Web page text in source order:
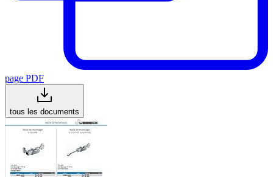
page PDF
tous les documents